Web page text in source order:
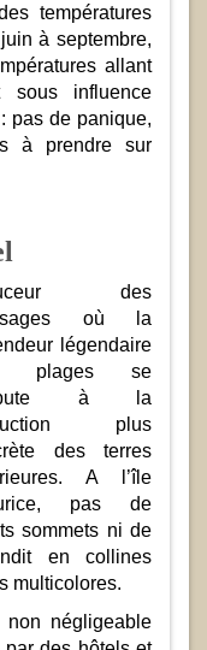
températures
à septembre,
allant
influence
pas de panique,
à prendre sur
des
où la
légendaire
plages se
à la
plus
des terres
A l’île
pas de
sommets ni de
en collines
multicolores.
non négligeable